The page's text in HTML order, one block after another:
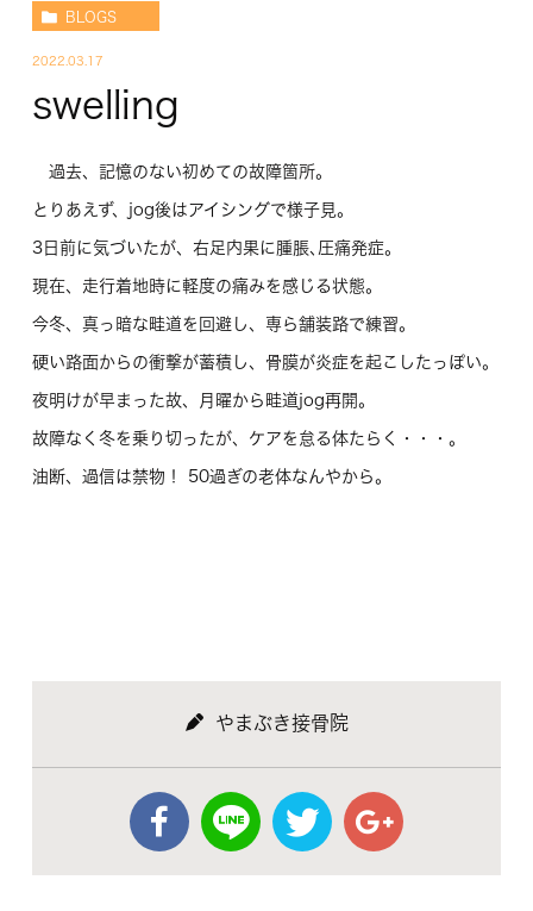
BLOGS
2022.03.17
swelling
過去、記憶のない初めての故障箇所。
とりあえず、jog後はアイシングで様子見。
3日前に気づいたが、右足内果に腫脹､圧痛発症。
現在、走行着地時に軽度の痛みを感じる状態。
今冬、真っ暗な畦道を回避し、専ら舗装路で練習。
硬い路面からの衝撃が蓄積し、骨膜が炎症を起こしたっぽい。
夜明けが早まった故、月曜から畦道jog再開。
故障なく冬を乗り切ったが、ケアを怠る体たらく・・・。
油断、過信は禁物！ 50過ぎの老体なんやから。
やまぶき接骨院